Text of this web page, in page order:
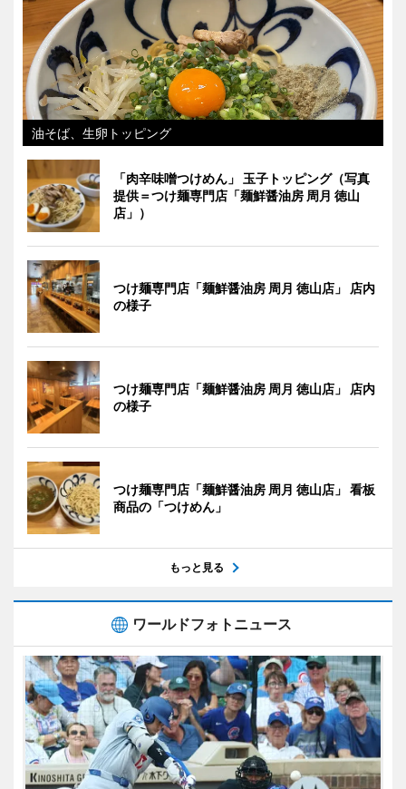
油そば、生卵トッピング
「肉辛味噌つけめん」 玉子トッピング（写真
提供＝つけ麺専門店「麺鮮醤油房 周月 徳山
店」）
つけ麺専門店「麺鮮醤油房 周月 徳山店」 店内
の様子
つけ麺専門店「麺鮮醤油房 周月 徳山店」 店内
の様子
つけ麺専門店「麺鮮醤油房 周月 徳山店」 看板
商品の「つけめん」
もっと見る
ワールドフォトニュース